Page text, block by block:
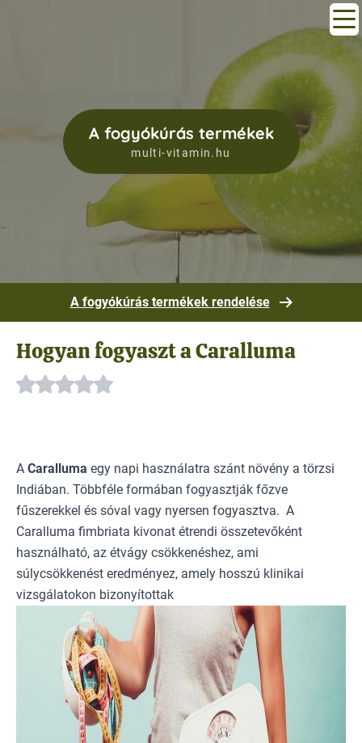
A fogyókúrás termékek
multi-vitamin.hu
A fogyókúrás termékek rendelése
Hogyan fogyaszt a Caralluma
A Caralluma egy napi használatra szánt növény a törzsi
Indiában. Többféle formában fogyasztják főzve
fűszerekkel és sóval vagy nyersen fogyasztva. A
Caralluma fimbriata kivonat étrendi összetevőként
használható, az étvágy csökkenéshez, ami
súlycsökkenést eredményez, amely hosszú klinikai
vizsgálatokon bizonyítottak